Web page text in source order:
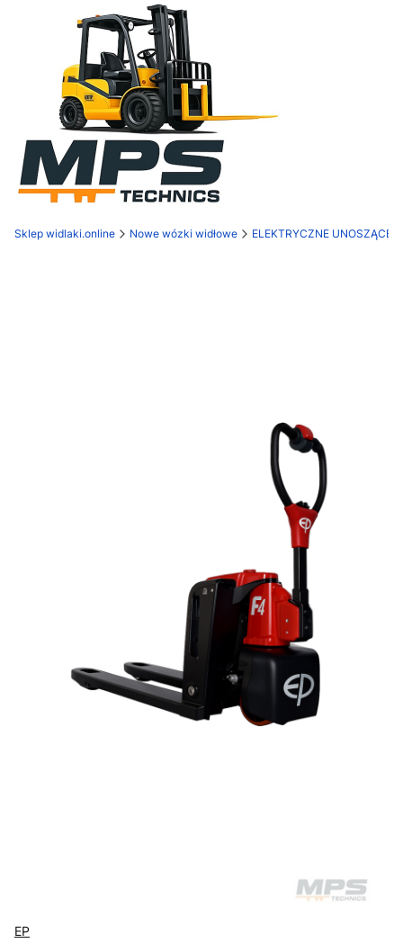
Sklep widlaki.online Nowe wózki widłowe ELEKTRYCZNE UNOSZĄCE
EP